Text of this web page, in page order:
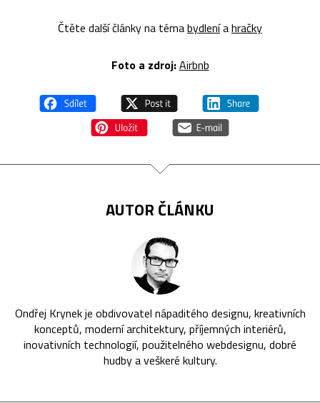
Čtěte další články na témabydleníahračky
Foto a zdroj:Airbnb
AUTOR ČLÁNKU
Ondřej Krynek je obdivovatel nápaditého designu, kreativních
konceptů, moderní architektury, příjemných interiérů,
inovativních technologií, použitelného webdesignu, dobré
hudby a veškeré kultury.